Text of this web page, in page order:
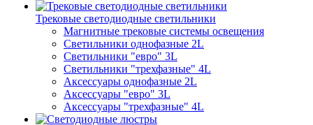
Трековые светодиодные светильники
Магнитные трековые системы освещения
Светильники однофазные 2L
Светильники "евро" 3L
Светильники "трехфазные" 4L
Аксессуары однофазные 2L
Аксессуары "евро" 3L
Аксессуары "трехфазные" 4L